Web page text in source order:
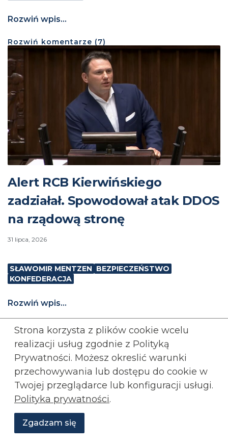
Rozwiń wpis...
Rozwiń komentarze (7)
Alert RCB Kierwińskiego
zadziałał. Spowodował atak DDOS
na rządową stronę
31 lipca, 2026
SŁAWOMIR MENTZEN BEZPIECZEŃSTWO
KONFEDERACJA
Rozwiń wpis...
Rozwiń komentarze ( 4 )
Strona korzysta z plików cookie wcelu
realizacji usług zgodnie z Polityką
Prywatności. Możesz okreslić warunki
przechowywania lub dostępu do cookie w
Twojej przeglądarce lub konfiguracji usługi.
Polityka prywatności.
Zgadzam się